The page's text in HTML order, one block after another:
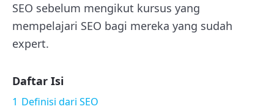
SEO sebelum mengikut kursus yang
mempelajari SEO bagi mereka yang sudah
expert.
Daftar Isi
1 Definisi dari SEO